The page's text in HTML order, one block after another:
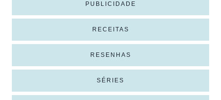
PUBLICIDADE
RECEITAS
RESENHAS
SÉRIES